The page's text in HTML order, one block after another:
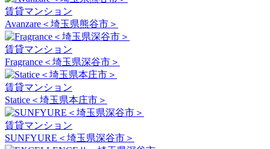
賃貸マンション
Avanzare＜埼玉県熊谷市＞
賃貸マンション
Fragrance＜埼玉県深谷市＞
賃貸マンション
Statice＜埼玉県本庄市＞
賃貸マンション
SUNFYURE＜埼玉県深谷市＞